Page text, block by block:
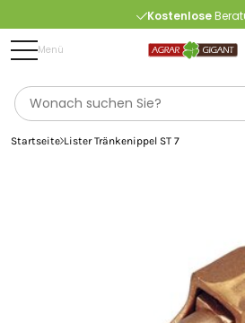
Kostenlose
ab 175 € (in DE) –
Menü
Startseite Lister Tränkenippel ST 7